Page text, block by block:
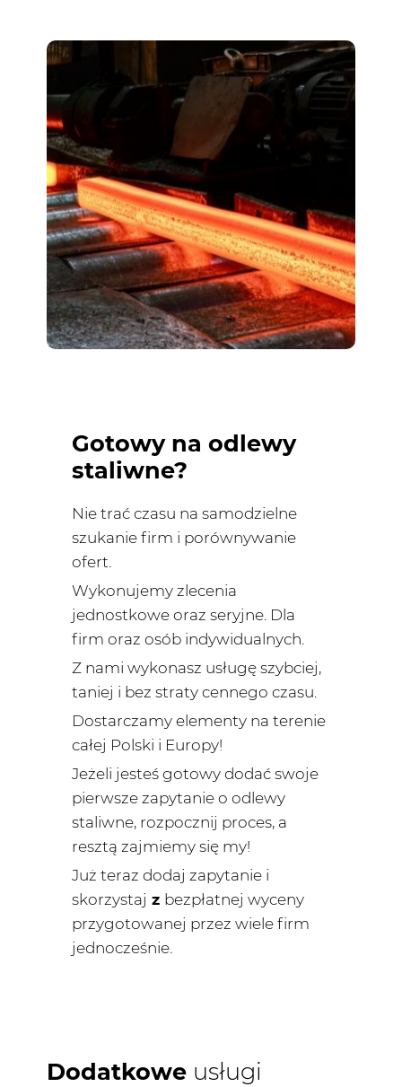
Gotowy na odlewy
staliwne?
Nie trać czasu na samodzielne
szukanie firm i porównywanie
ofert.
Wykonujemy zlecenia
jednostkowe oraz seryjne. Dla
firm oraz osób indywidualnych.
Z nami wykonasz usługę szybciej,
taniej i bez straty cennego czasu.
Dostarczamy elementy na terenie
całej Polski i Europy!
Jeżeli jesteś gotowy dodać swoje
pierwsze zapytanie o odlewy
staliwne, rozpocznij proces, a
resztą zajmiemy się my!
Już teraz dodaj zapytanie i
skorzystaj z bezpłatnej wyceny
przygotowanej przez wiele firm
jednocześnie.
Dodatkowe usługi